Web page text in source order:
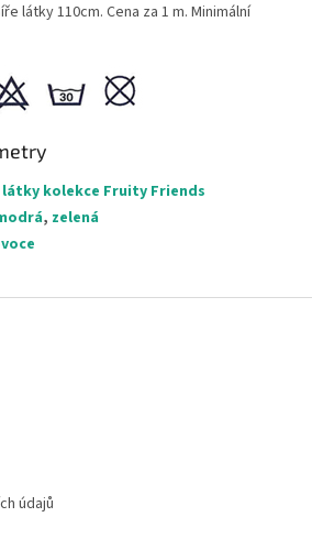
látky 110cm. Cena za 1 m. Minimální
látky kolekce Fruity Friends
, zelená
údajů